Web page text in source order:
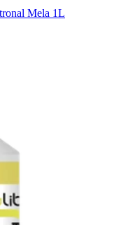
Mela 1L